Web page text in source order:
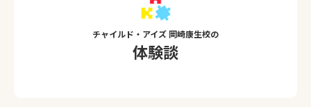
チャイルド・アイズ 岡崎康生校の
体験談